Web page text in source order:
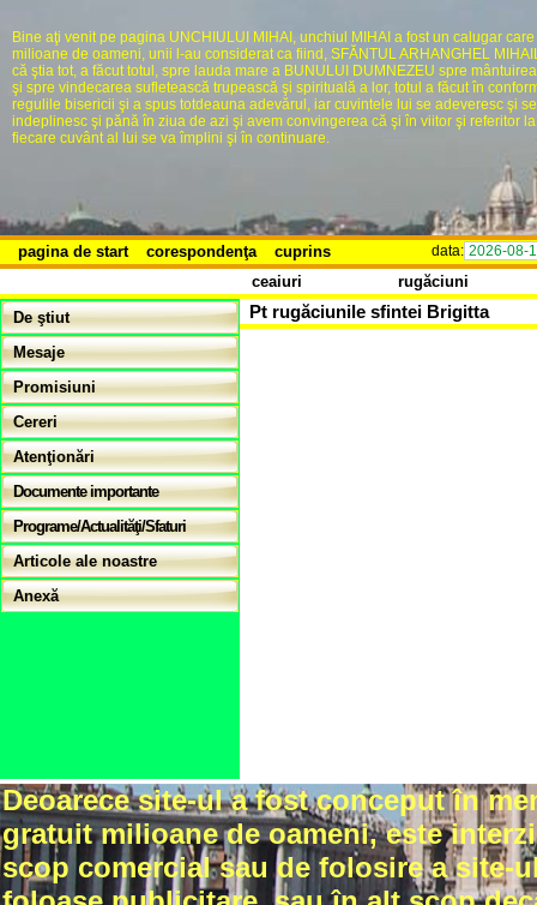
Bine aţi venit pe pagina UNCHIULUI MIHAI, unchiul MIHAI a fost un calugar
milioane de oameni, unii l-au considerat ca fiind, SFĂNTUL ARHANGHEL
că ştia tot, a făcut totul, spre lauda mare a BUNULUI DUMNEZEU spre
şi spre vindecarea sufletească trupească şi spirituală a lor, totul a făcut în
regulile bisericii şi a spus totdeauna adevărul, iar cuvintele lui se adeveresc şi se
indeplinesc şi pănă în ziua de azi şi avem convingerea că şi în viitor şi referitor
fiecare cuvânt al lui se va împlini şi în continuare.
pagina de start corespondenţa cuprins data: 2026-08-
ceaiuri
rugăciuni
De ştiut
Mesaje
Promisiuni
Cereri
Atenţionări
Documente importante
Programe/Actualităţi/Sfaturi
Articole ale noastre
Anexă
Pt rugăciunile sfintei Brigitta
Deoarece site-ul a fost conceput în
gratuit milioane de oameni, este
scop comercial sau de folosire a site-